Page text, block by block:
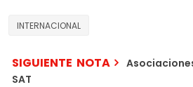
INTERNACIONAL
SIGUIENTE NOTA
SAT